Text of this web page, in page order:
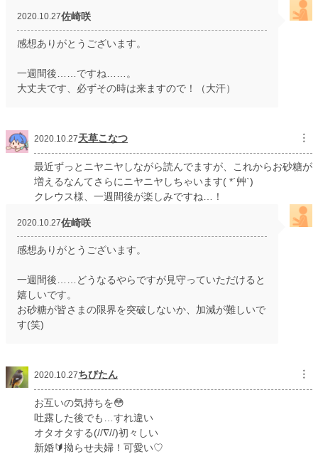
2020.10.27佐崎咲
感想ありがとうございます。
一週間後……ですね……。
大丈夫です、必ずその時は来ますので！（大汗）
2020.10.27天草こなつ ︙
最近ずっとニヤニヤしながら読んでますが、これからお砂糖が
増えるなんてさらにニヤニヤしちゃいます( *´艸`)
クレウス様、一週間後が楽しみですね…！
2020.10.27佐崎咲
感想ありがとうございます。
一週間後……どうなるやらですが見守っていただけると
嬉しいです。
お砂糖が皆さまの限界を突破しないか、加減が難しいで
す(笑)
2020.10.27ちびたん ︙
お互いの気持ちを😳
吐露した後でも…すれ違い
オタオタする(//∇//)初々しい
新婚🔰拗らせ夫婦！可愛い♡